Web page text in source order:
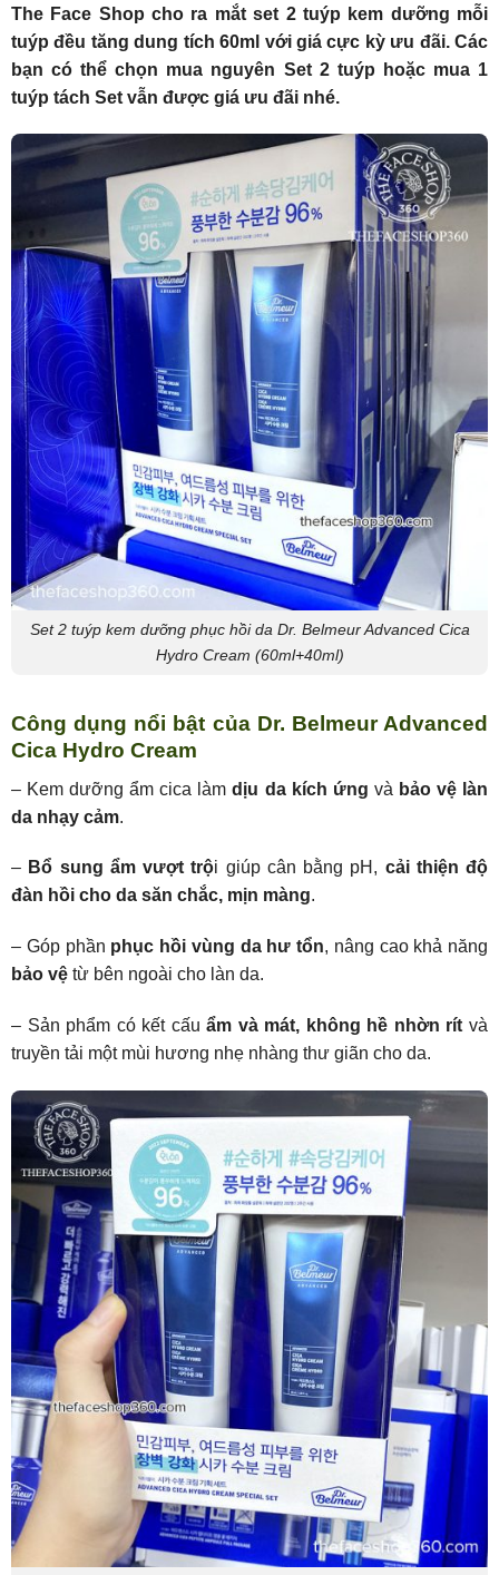
The Face Shop cho ra mắt set 2 tuýp kem dưỡng mỗi
tuýp đều tăng dung tích 60ml với giá cực kỳ ưu đãi. Các
bạn có thể chọn mua nguyên Set 2 tuýp hoặc mua 1
tuýp tách Set vẫn được giá ưu đãi nhé.
Set 2 tuýp kem dưỡng phục hồi da Dr. Belmeur Advanced Cica
Hydro Cream (60ml+40ml)
Công dụng nổi bật của Dr. Belmeur Advanced
Cica Hydro Cream
– Kem dưỡng ẩm cica làmdịu da kích ứng và bảo vệ làn
da nhạy cảm.
– Bổ sung ẩm vượt trội giúp cân bằng pH, cải thiện độ
đàn hồi cho da săn chắc, mịn màng.
– Góp phần phục hồi vùng da hư tổn, nâng cao khả năng
bảo vệ từ bên ngoài cho làn da.
– Sản phẩm có kết cấuẩm và mát, không hề nhờn rít và
truyền tải một mùi hương nhẹ nhàng thư giãn cho da.